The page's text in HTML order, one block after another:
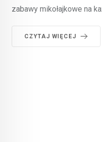
zabawy mikołajkowe na
CZYTAJ WIĘCEJ